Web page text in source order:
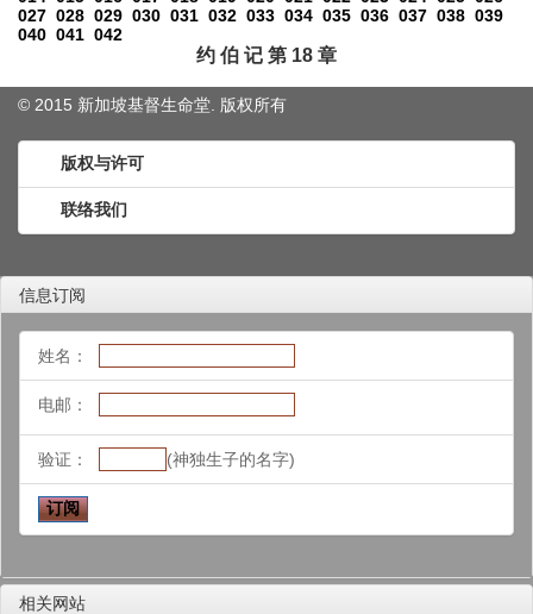
027 028 029 030 031 032 033 034 035 036 037 038 039
040 041 042
约 伯 记 第 18 章
© 2015 新加坡基督生命堂. 版权所有
版权与许可
联络我们
信息订阅
姓名：
电邮：
验证： (神独生子的名字)
相关网站